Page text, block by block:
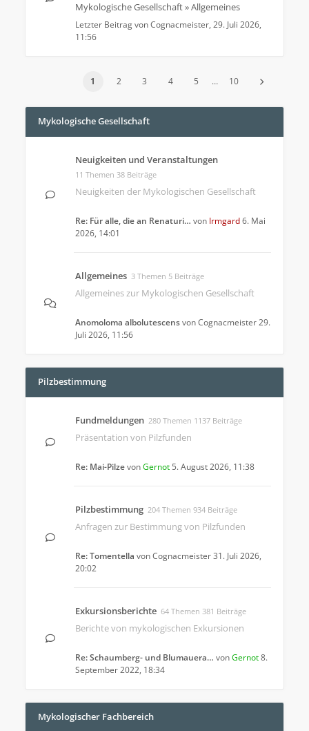
Mykologische Gesellschaft»Allgemeines
Letzter Beitrag vonCognacmeister, 29. Juli 2026,
11:56
1 2 3 4 5 … 10
Mykologische Gesellschaft
Neuigkeiten und Veranstaltungen
11 Themen 38 Beiträge
Neuigkeiten der Mykologischen Gesellschaft
Re: Für alle, die an Renaturi… von Irmgard6. Mai
2026, 14:01
Allgemeines 3 Themen 5 Beiträge
Allgemeines zur Mykologischen Gesellschaft
Anomoloma albolutescensvonCognacmeister29.
Juli 2026, 11:56
Pilzbestimmung
Fundmeldungen 280 Themen 1137 Beiträge
Präsentation von Pilzfunden
Re: Mai-PilzevonGernot 5. August 2026, 11:38
Pilzbestimmung 204 Themen 934 Beiträge
Anfragen zur Bestimmung von Pilzfunden
Re: Tomentella vonCognacmeister31. Juli 2026,
20:02
Exkursionsberichte 64 Themen 381 Beiträge
Berichte von mykologischen Exkursionen
Re: Schaumberg- und Blumauera… vonGernot8.
September 2022, 18:34
Mykologischer Fachbereich